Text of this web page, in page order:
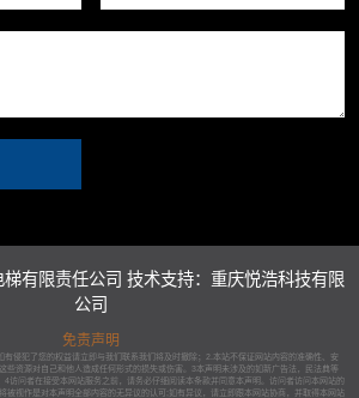
有限责任公司 技术支持：重庆悦浩科技有限
公司
免责声明
有侵犯了您的权益请立即与我们联系我们将及时撤除；2.本站不保证网站内容的准确性、安
些资源对自己和他人造成任何形式的损失或伤害。3本声明未涉及的如新广告法，民法典等
4访问者在接受本网站服务之前，请务必仔细阅读本条款并同意本声明。访问者访问本网站的
被视作是对本声明全部内容的无异议的认可;如有异议，请立即跟本网站协商，并取得本网站